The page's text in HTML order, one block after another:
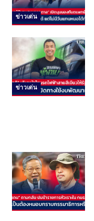
ข่าวเด่น
ข่าวเด่น